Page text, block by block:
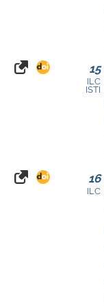
15
ILC
ISTI
16
ILC